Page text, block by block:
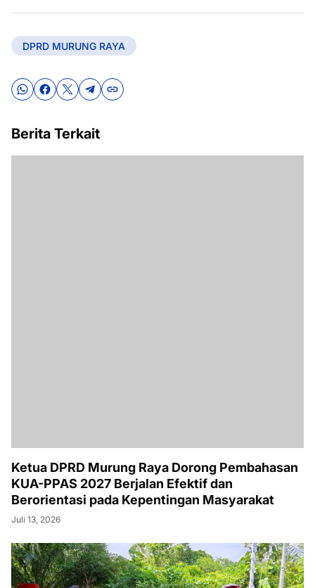
DPRD MURUNG RAYA
Berita Terkait
Ketua DPRD Murung Raya Dorong Pembahasan
KUA-PPAS 2027 Berjalan Efektif dan
Berorientasi pada Kepentingan Masyarakat
Juli 13, 2026